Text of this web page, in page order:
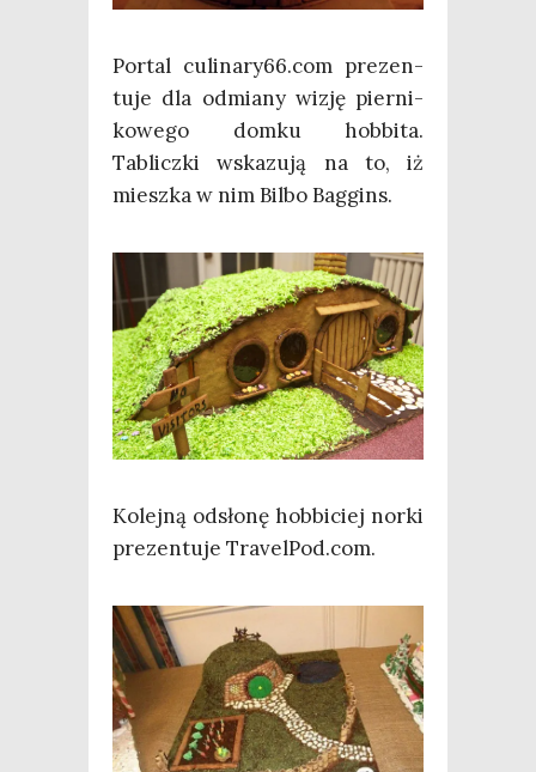
Por­tal culinary66.com pre­zen­
tu­je dla odmia­ny wizję pier­ni­
ko­we­go dom­ku hob­bi­ta.
Tablicz­ki wska­zu­ją na to, iż
miesz­ka w nim Bil­bo Baggins.
Kolej­ną odsło­nę hob­bi­ciej nor­ki
pre­zen­tu­je TravelPod.com.